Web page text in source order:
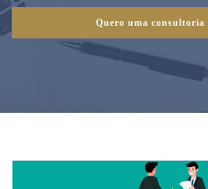
Quero uma consultoria